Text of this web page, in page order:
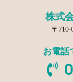
株式
〒
お電話